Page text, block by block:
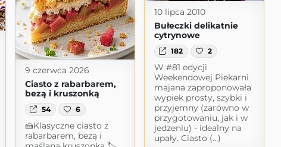
10 lipca 2010
Bułeczki delikatnie
cytrynowe
182 2
W #81 edycji
Weekendowej Piekarni
majana zaproponowała
wypiek prosty, szybki i
przyjemny (zarówno w
przygotowaniu, jak i w
jedzeniu) - idealny na
upały. Ciasto (...)
9 czerwca 2026
Ciasto z rabarbarem,
bezą i kruszonką
54 6
🍰Klasyczne ciasto z
rabarbarem, bezą i